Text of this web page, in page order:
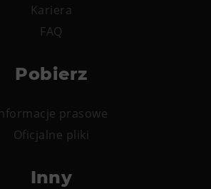
Kariera
FAQ
Pobierz
prasowe
Oficjalne pliki
Inny